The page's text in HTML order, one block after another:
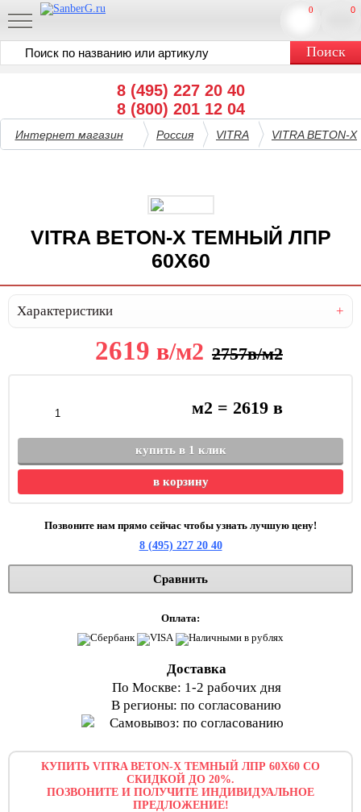
8 (495) 227 20 40
8 (800) 201 12 04
0
0
Интернет магазин Россия VITRA VITRA BETON-X
VITRA BETON-X ТЕМНЫЙ ЛПР
60X60
Характеристики
2619 в/м2 2757в/м2
м2 = 2619 в
купить в 1 клик
в корзину
Позвоните нам прямо сейчас чтобы узнать лучшую цену!
8 (495) 227 20 40
Сравнить
Оплата:
Доставка
По Москве: 1-2 рабочих дня
В регионы: по согласованию
Самовывоз: по согласованию
КУПИТЬ VITRA BETON-X ТЕМНЫЙ ЛПР 60X60 СО
СКИДКОЙ ДО 20%.
ПОЗВОНИТЕ И ПОЛУЧИТЕ ИНДИВИДУАЛЬНОЕ
ПРЕДЛОЖЕНИЕ!